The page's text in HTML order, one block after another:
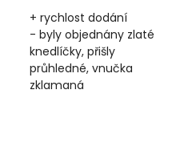
+ rychlost dodání
- byly objednány zlaté
knedlíčky, přišly
průhledné, vnučka
zklamaná